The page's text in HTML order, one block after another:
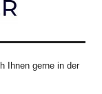
Ihnen gerne in der